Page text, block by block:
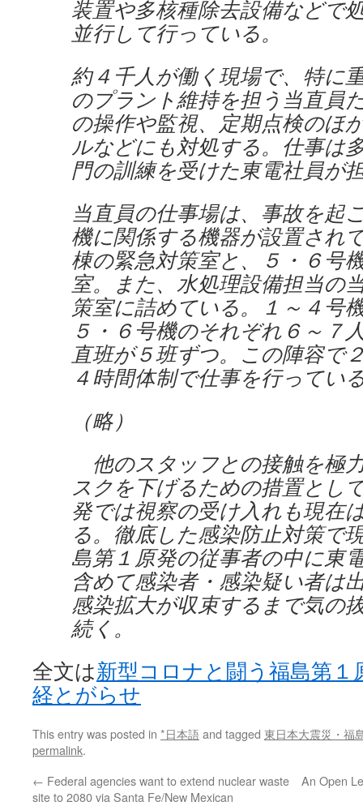
装置や多核種除去設備などで
並行して行っている。
約４千人が働く現場で、特に
のプラント維持を担う当直員
の操作や監視、定期点検のほ
ルなどにも対処する。仕事は
門の訓練を受けた東電社員が
当直員の仕事場は、事故を起
機に関係する機器が設置され
棟の緊急対策室と、５・６号
室。また、水処理設備担当の
策室に詰めている。１～４号
５・６号機のそれぞれ６～７
直班が５班ずつ。この陣容で
４時間体制で仕事を行ってい
（略）
他のスタッフとの接触を極
スクを下げるための措置とし
発では視察の受け入れも現在
る。徹底した感染防止対策で
島第１原発の従事者の中に東
含めて感染者・感染疑い者は
感染拡大が収束するまで気の
続く。
全文は新型コロナと闘う福島第
経とがらせ
This entry was posted in *日本語and tagged 東日本大震災・福
permalink.
← Federal agencies want to extend nuclear waste
site to 2080 via Santa Fe/New Mexican
An Open